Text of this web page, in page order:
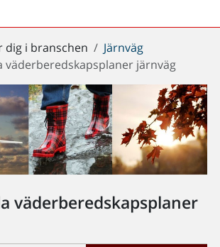
dig i branschen
Järnväg
väderberedskapsplaner järnväg
väderberedskapsplaner